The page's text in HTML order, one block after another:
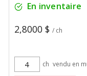
En inventaire
2,8000 $ / ch
ch vendu en